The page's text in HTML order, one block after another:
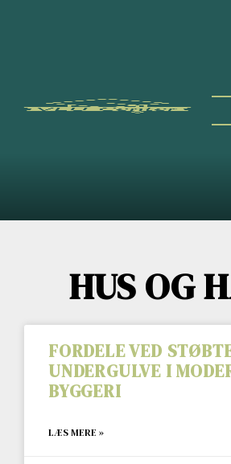
HUS OG
FORDELE VED
UNDERGULVE I
BYGGERI
LÆS MERE »